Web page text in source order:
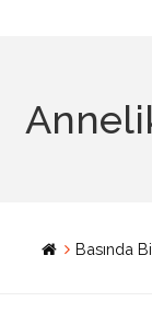
Basında